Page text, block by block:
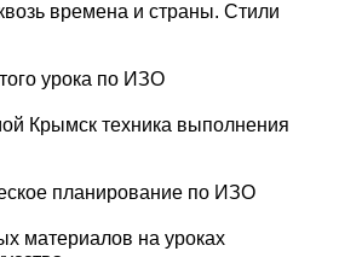
времена и страны. Стили
урока по ИЗО
Крымск техника выполнения
планирование по ИЗО
материалов на уроках